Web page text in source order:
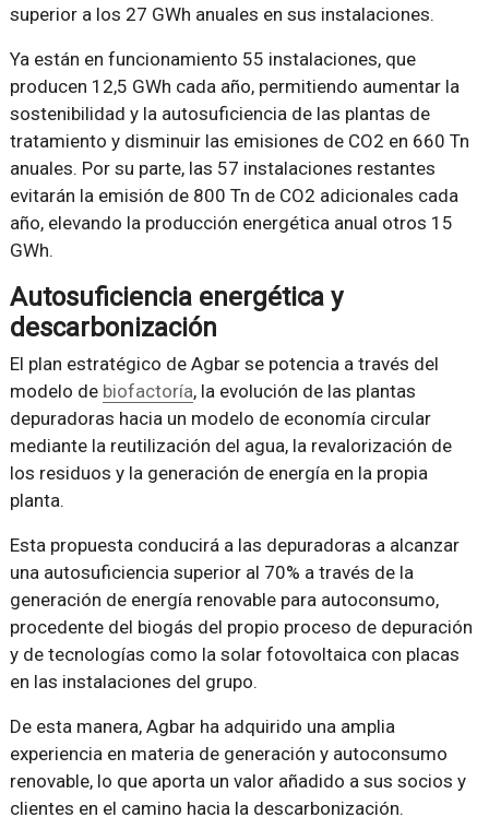
superior a los 27 GWh anuales en sus instalaciones.
Ya están en funcionamiento 55 instalaciones, que
producen 12,5 GWh cada año, permitiendo aumentar la
sostenibilidad y la autosuficiencia de las plantas de
tratamiento y disminuir las emisiones de CO2 en 660 Tn
anuales. Por su parte, las 57 instalaciones restantes
evitarán la emisión de 800 Tn de CO2 adicionales cada
año, elevando la producción energética anual otros 15
GWh.
Autosuficiencia energética y
descarbonización
El plan estratégico de Agbar se potencia a través del
modelo de biofactoría, la evolución de las plantas
depuradoras hacia un modelo de economía circular
mediante la reutilización del agua, la revalorización de
los residuos y la generación de energía en la propia
planta.
Esta propuesta conducirá a las depuradoras a alcanzar
una autosuficiencia superior al 70% a través de la
generación de energía renovable para autoconsumo,
procedente del biogás del propio proceso de depuración
y de tecnologías como la solar fotovoltaica con placas
en las instalaciones del grupo.
De esta manera, Agbar ha adquirido una amplia
experiencia en materia de generación y autoconsumo
renovable, lo que aporta un valor añadido a sus socios y
clientes en el camino hacia la descarbonización.